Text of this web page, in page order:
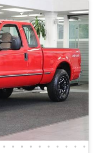
• • • • • • • • • •